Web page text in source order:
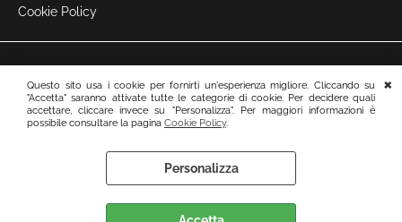
Questo sito usa i cookie per fornirti un'esperienza migliore. Cliccando su
"Accetta" saranno attivate tutte le categorie di cookie. Per decidere quali
accettare, cliccare invece su "Personalizza". Per maggiori informazioni è
possibile consultare la pagina Cookie Policy.
Personalizza
Cookie Policy
Preferenze cookie